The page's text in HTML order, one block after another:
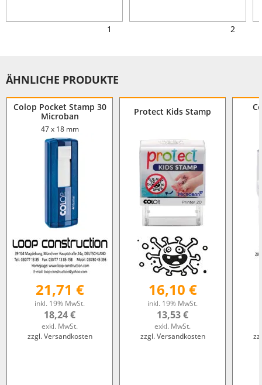
1 2
ÄHNLICHE PRODUKTE
Colop Pocket Stamp 30
Microban
47 x 18 mm
21,71 €
inkl. 19% MwSt.
18,24 €
exkl. MwSt.
zzgl. Versandkosten
Protect Kids Stamp
16,10 €
inkl. 19% MwSt.
13,53 €
exkl. MwSt.
zzgl. Versandkosten